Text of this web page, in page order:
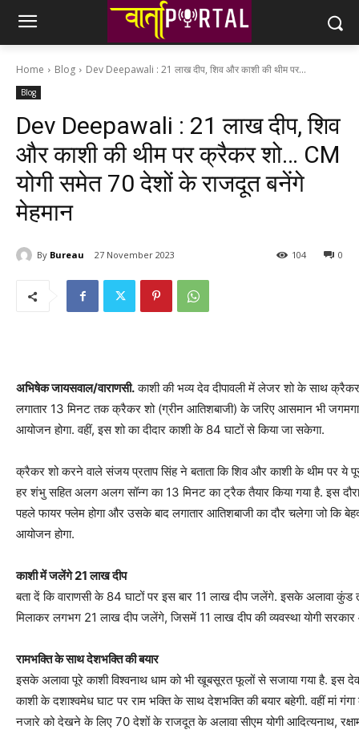
Home Blog Dev Deepawali : 21 लाख दीप, शिव और काशी की थीम पर...
Blog
Dev Deepawali : 21 लाख दीप, शिव
और काशी की थीम पर क्रैकर शो… CM
योगी समेत 70 देशों के राजदूत बनेंगे
मेहमान
By Bureau 27 November 2023 0
104
अभिषेक जायसवाल/वाराणसी.काशी की भव्य देव दीपावली में लेजर शो के साथ क्रैकर
लगातार 13 मिनट तक क्रैकर शो (ग्रीन आतिशबाजी) के जरिए आसमान भी
आयोजन होगा. वहीं, इस शो का दीदार काशी के 84 घाटों से किया जा सकेगा.
क्रैकर शो करने वाले संजय प्रताप सिंह ने बताता कि शिव और काशी के थीम पर ये
हर शंभु सहित अलग अलग सॉन्ग का 13 मिनट का ट्रैक तैयार किया गया है. इस
पहले फायर फ्लेम होगा और उसके बाद लगातार आतिशबाजी का दौर चलेगा जो कि
आयोजन होगा.
काशी में जलेंगे 21 लाख दीप
बता दें कि वाराणसी के 84 घाटों पर इस बार 11 लाख दीप जलेंगे. इसके अलावा कुंड
मिलाकर लगभग 21 लाख दीप जलेंगे, जिसमें 11 लाख दीप की व्यवस्था योगी
रामभक्ति के साथ देशभक्ति की बयार
इसके अलावा पूरे काशी विश्वनाथ धाम को भी खूबसूरत फूलों से सजाया गया है. इस देव
काशी के दशाश्वमेध घाट पर राम भक्ति के साथ देशभक्ति की बयार बहेगी. वहीं मां
नजारे को देखने के लिए 70 देशों के राजदूत के अलावा सीएम योगी आदित्यनाथ,